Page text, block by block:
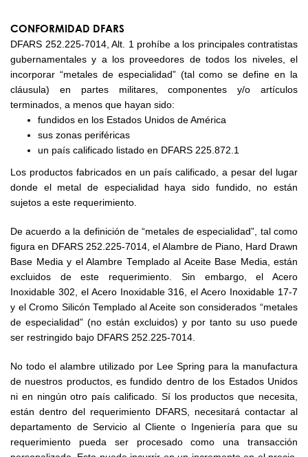
CONFORMIDAD DFARS
DFARS 252.225-7014, Alt. 1 prohíbe a los principales contratistas
gubernamentales y a los proveedores de todos los niveles, el
incorporar “metales de especialidad” (tal como se define en la
cláusula) en partes militares, componentes y/o artículos
terminados, a menos que hayan sido:
fundidos en los Estados Unidos de América
sus zonas periféricas
un país calificado listado en DFARS 225.872.1
Los productos fabricados en un país calificado, a pesar del lugar
donde el metal de especialidad haya sido fundido, no están
sujetos a este requerimiento.
De acuerdo a la definición de “metales de especialidad”, tal como
figura en DFARS 252.225-7014, el Alambre de Piano, Hard Drawn
Base Media y el Alambre Templado al Aceite Base Media, están
excluidos de este requerimiento. Sin embargo, el Acero
Inoxidable 302, el Acero Inoxidable 316, el Acero Inoxidable 17-7
y el Cromo Silicón Templado al Aceite son considerados “metales
de especialidad” (no están excluidos) y por tanto su uso puede
ser restringido bajo DFARS 252.225-7014.
No todo el alambre utilizado por Lee Spring para la manufactura
de nuestros productos, es fundido dentro de los Estados Unidos
ni en ningún otro país calificado. Sí los productos que necesita,
están dentro del requerimiento DFARS, necesitará contactar al
departamento de Servicio al Cliente o Ingeniería para que su
requerimiento pueda ser procesado como una transacción